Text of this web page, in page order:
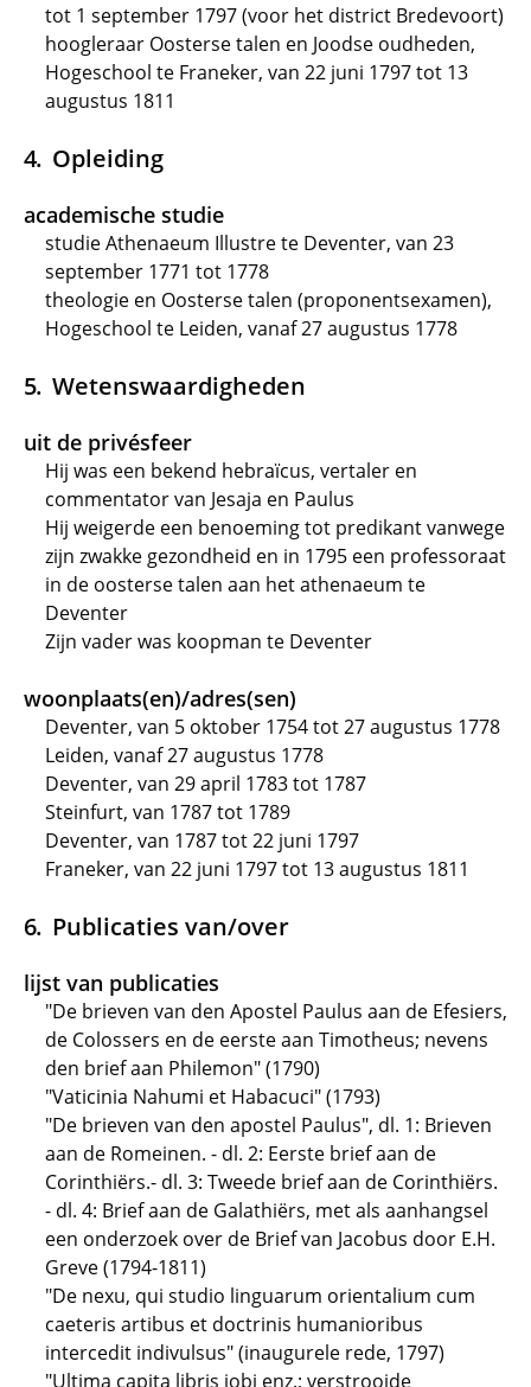
tot 1 september 1797 (voor het district Bredevoort)
hoogleraar Oosterse talen en Joodse oudheden,
Hogeschool te Franeker, van 22 juni 1797 tot 13
augustus 1811
Opleiding
academische studie
studie Athenaeum Illustre te Deventer, van 23
september 1771 tot 1778
theologie en Oosterse talen (proponentsexamen),
Hogeschool te Leiden, vanaf 27 augustus 1778
Wetenswaardigheden
uit de privésfeer
Hij was een bekend hebraïcus, vertaler en
commentator van Jesaja en Paulus
Hij weigerde een benoeming tot predikant vanwege
zijn zwakke gezondheid en in 1795 een professoraat
in de oosterse talen aan het athenaeum te
Deventer
Zijn vader was koopman te Deventer
woonplaats(en)/adres(sen)
Deventer, van 5 oktober 1754 tot 27 augustus 1778
Leiden, vanaf 27 augustus 1778
Deventer, van 29 april 1783 tot 1787
Steinfurt, van 1787 tot 1789
Deventer, van 1787 tot 22 juni 1797
Franeker, van 22 juni 1797 tot 13 augustus 1811
Publicaties van/over
lijst van publicaties
"De brieven van den Apostel Paulus aan de Efesiers,
de Colossers en de eerste aan Timotheus; nevens
den brief aan Philemon" (1790)
"Vaticinia Nahumi et Habacuci" (1793)
"De brieven van den apostel Paulus", dl. 1: Brieven
aan de Romeinen. - dl. 2: Eerste brief aan de
Corinthiërs.- dl. 3: Tweede brief aan de Corinthiërs.
- dl. 4: Brief aan de Galathiërs, met als aanhangsel
een onderzoek over de Brief van Jacobus door E.H.
Greve (1794-1811)
"De nexu, qui studio linguarum orientalium cum
caeteris artibus et doctrinis humanioribus
intercedit indivulsus" (inaugurele rede, 1797)
"Ultima capita libris jobi enz.; verstrooide